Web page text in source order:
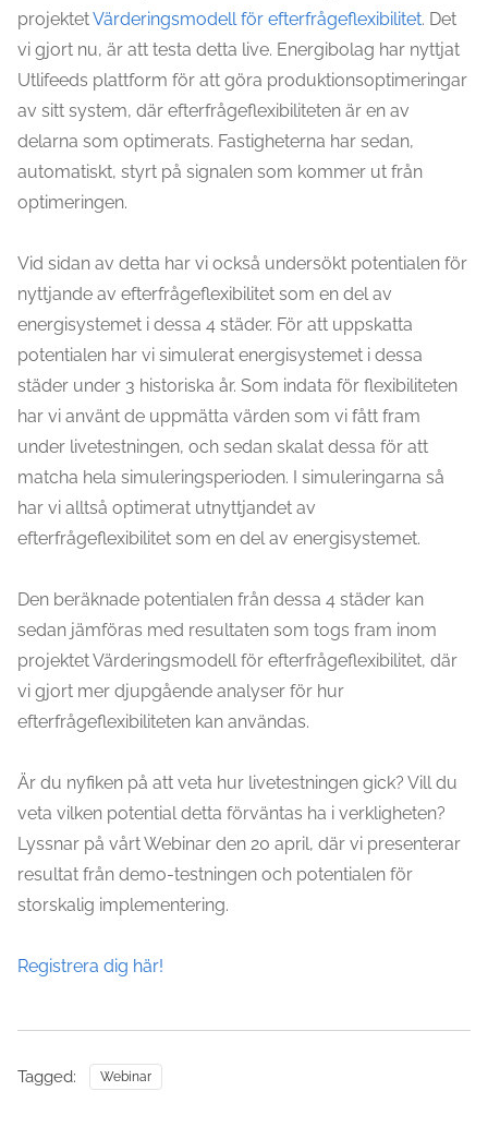
projektetVärderingsmodell för efterfrågeflexibilitet. Det
vi gjort nu, är att testa detta live. Energibolag har nyttjat
Utlifeeds plattform för att göra produktionsoptimeringar
av sitt system, där efterfrågeflexibiliteten är en av
delarna som optimerats. Fastigheterna har sedan,
automatiskt, styrt på signalen som kommer ut från
optimeringen.
Vid sidan av detta har vi också undersökt potentialen för
nyttjande av efterfrågeflexibilitet som en del av
energisystemet i dessa 4 städer. För att uppskatta
potentialen har vi simulerat energisystemet i dessa
städer under 3 historiska år. Som indata för flexibiliteten
har vi använt de uppmätta värden som vi fått fram
under livetestningen, och sedan skalat dessa för att
matcha hela simuleringsperioden. I simuleringarna så
har vi alltså optimerat utnyttjandet av
efterfrågeflexibilitet som en del av energisystemet.
Den beräknade potentialen från dessa 4 städer kan
sedan jämföras med resultaten som togs fram inom
projektet Värderingsmodell för efterfrågeflexibilitet, där
vi gjort mer djupgående analyser för hur
efterfrågeflexibiliteten kan användas.
Är du nyfiken på att veta hur livetestningen gick? Vill du
veta vilken potential detta förväntas ha i verkligheten?
Lyssnar på vårt Webinar den 20 april, där vi presenterar
resultat från demo-testningen och potentialen för
storskalig implementering.
Registrera dig här!
Tagged: Webinar